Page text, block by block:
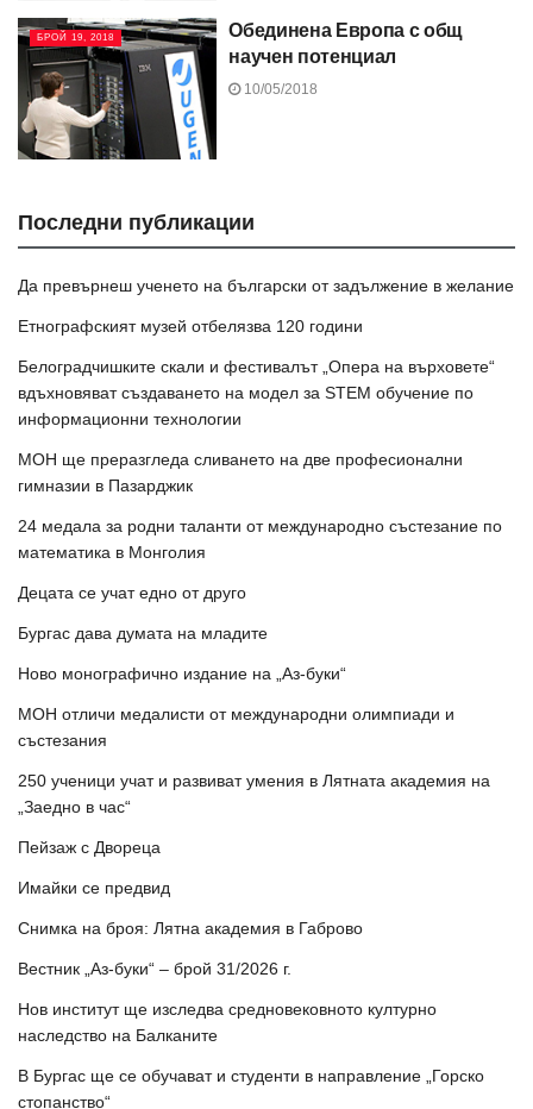
БРОЙ 19, 2018
Обединена Европа с общ
научен потенциал
10/05/2018
Последни публикации
Да превърнеш ученето на български от задължение в желание
Етнографският музей отбелязва 120 години
Белоградчишките скали и фестивалът „Опера на върховете“
вдъхновяват създаването на модел за STEM обучение по
информационни технологии
МОН ще преразгледа сливането на две професионални
гимназии в Пазарджик
24 медала за родни таланти от международно състезание по
математика в Монголия
Децата се учат едно от друго
Бургас дава думата на младите
Ново монографично издание на „Аз-буки“
МОН отличи медалисти от международни олимпиади и
състезания
250 ученици учат и развиват умения в Лятната академия на
„Заедно в час“
Пейзаж с Двореца
Имайки се предвид
Снимка на броя: Лятна академия в Габрово
Вестник „Аз-буки“ – брой 31/2026 г.
Нов институт ще изследва средновековното културно
наследство на Балканите
В Бургас ще се обучават и студенти в направление „Горско
стопанство“